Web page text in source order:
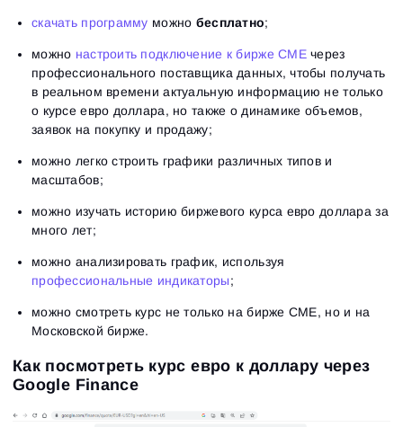
скачать программу можно бесплатно;
можно настроить подключение к бирже СМЕчерез
профессионального поставщика данных, чтобы получать
в реальном времени актуальную информацию не только
о курсе евро доллара, но также о динамике объемов,
заявок на покупку и продажу;
можно легко строить графики различных типов и
масштабов;
можно изучать историю биржевого курса евро доллара за
много лет;
можно анализировать график, используя
профессиональные индикаторы;
можно смотреть курс не только на бирже СМЕ, но и на
Московской бирже.
Как посмотреть курс евро к доллару через
Google Finance